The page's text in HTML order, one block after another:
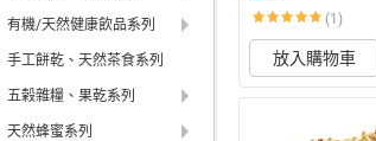
(1)
放入購物車
有機/天然健康飲品系列
手工餅乾、天然茶食系列
五榖雜糧、果乾系列
天然蜂蜜系列